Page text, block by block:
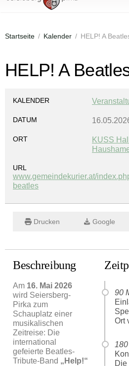
Startseite Kalender HELP! A
HELP! A
KALENDER
DATUM
ORT
KUSS
URL
www.gemeindekurier.at/
beatles
Drucken Google
Beschreibung
Am 16. Mai 2026
wird Seiersberg-
Pirka zum
Schauplatz einer
musikalischen
Zeitreise: Die
international
gefeierte Beatles-
Tribute-Band „Help!“
90
Ort
Die